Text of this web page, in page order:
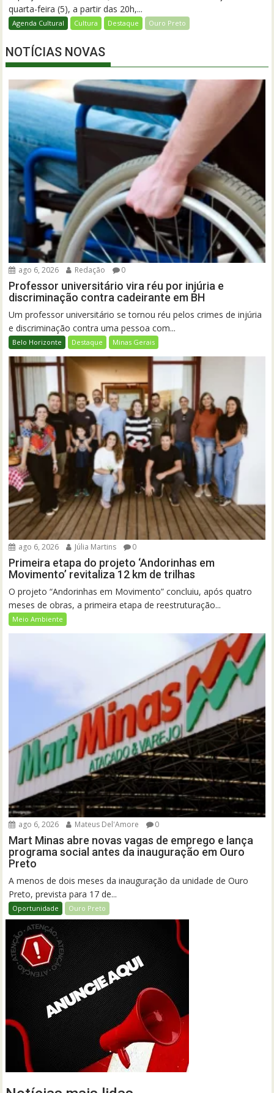
quarta-feira (5), a partir das 20h,...
Agenda Cultural Cultura Destaque Ouro Preto
NOTÍCIAS NOVAS
ago 6, 2026 Redação 0
Professor universitário vira réu por injúria e
discriminação contra cadeirante em BH
Um professor universitário se tornou réu pelos crimes de injúria
e discriminação contra uma pessoa com...
Belo Horizonte Destaque Minas Gerais
ago 6, 2026 Júlia Martins 0
Primeira etapa do projeto ‘Andorinhas em
Movimento’ revitaliza 12 km de trilhas
O projeto “Andorinhas em Movimento” concluiu, após quatro
meses de obras, a primeira etapa de reestruturação...
Meio Ambiente
ago 6, 2026 Mateus Del'Amore 0
Mart Minas abre novas vagas de emprego e lança
programa social antes da inauguração em Ouro
Preto
A menos de dois meses da inauguração da unidade de Ouro
Preto, prevista para 17 de...
Oportunidade Ouro Preto